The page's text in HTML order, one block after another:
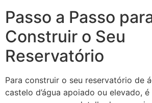
Passo a Passo
Construir o Seu
Reservatório
Para construir o seu reservatório de
castelo d’água apoiado ou elevado,